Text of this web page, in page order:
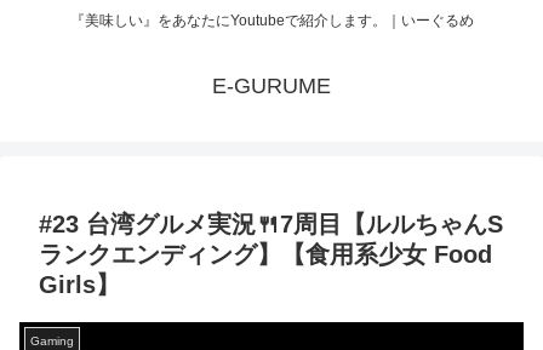
『美味しい』をあなたにYoutubeで紹介します。｜いーぐるめ
E-GURUME
#23 台湾グルメ実況🍴7周目【ルルちゃんS
ランクエンディング】【食用系少女 Food
Girls】
Gaming